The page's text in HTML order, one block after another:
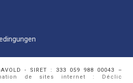
- SIRET : 333 059 988 00043 –
de sites internet : Déclic